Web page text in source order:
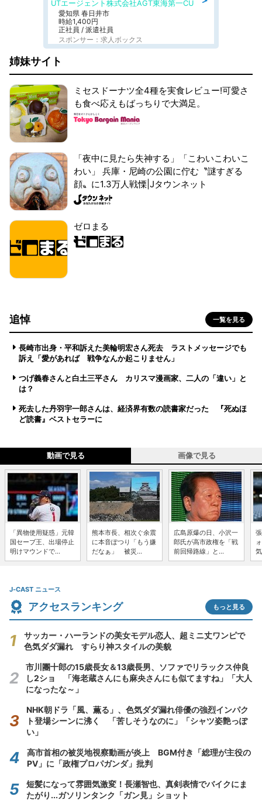
UTエージェント株式会社AGT東海第一CU
愛知県 春日井市
時給1,400円
正社員 / 派遣社員
スポンサー：求人ボックス
姉妹サイト
ミセスドーナツ全4種を実食レビュー!可愛さ
も食べ応えもばっちりで大満足。
「夜中に見たら失神する」「こわいこわいこ
わい」 兵庫・尼崎の公園に佇む〝謎すぎる
顔〟に1.3万人戦慄|Jタウンネット
ゼロまる
追悼 一覧を見る
長崎市出身・平和訴えた美輪明宏さん死去 ラストメッセージでも
訴え「愛があれば 戦争なんか起こりません」
つげ義春さんと白土三平さん カリスマ漫画家、二人の「違い」と
は？
死去した丹羽宇一郎さんは、経済界有数の読書家だった 『死ぬほ
ど読書』ベストセラーに
動画で見る 画像で見る
「異物使用疑惑」元韓
国セーブ王、出場停止
明けマウンドで...
熊本市長、相次ぐ余震
に本音ぽつり「もう嫌
だなぁ」 被災...
広島原爆の日、小沢一
郎氏が高市政権を「戦
前回帰路線」と...
J-CAST ニュース
アクセスランキング もっと見る
サッカー・ハーランドの美女モデル恋人、超ミニ丈ワンピで
色気ダダ漏れ すらり神スタイルの美貌
市川團十郎の15歳長女＆13歳長男、ソファでリラックス仲良
し2ショ 「海老蔵さんにも麻央さんにも似てますね」「大人
になったな～」
NHK朝ドラ「風、薫る」、色気ダダ漏れ俳優の強烈インパク
ト登場シーンに沸く 「苦しそうなのに」「シャツ姿艶っぽ
い」
高市首相の被災地視察動画が炎上 BGM付き「総理が主役の
PV」に「政権プロパガンダ」批判
短髪になって雰囲気激変！長瀬智也、真剣表情でバイクにま
たがり...ガソリンタンク「ガン見」ショット